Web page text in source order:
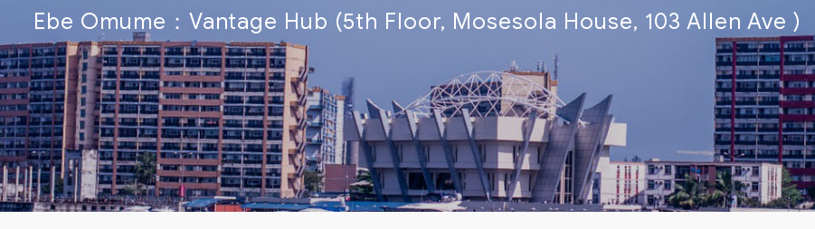
Ebe Omume：Vantage Hub (5th Floor, Mosesola House, 103 Allen Ave )